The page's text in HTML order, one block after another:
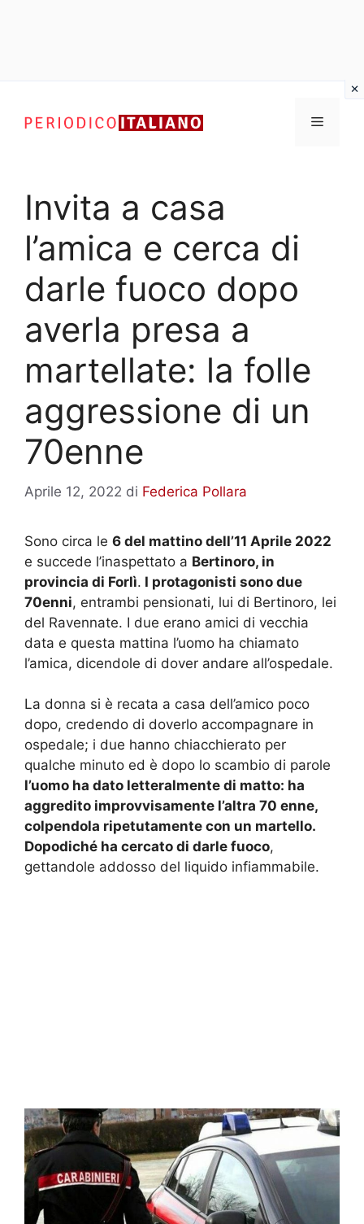
contenuto
Menu
Invita a casa
l’amica e cerca di
darle fuoco dopo
averla presa a
martellate: la folle
aggressione di un
70enne
Aprile 12, 2022 di Federica Pollara
Sono circa le 6 del mattino dell’11 Aprile 2022
e succede l’inaspettato a Bertinoro, in
provincia di Forlì. I protagonisti sono due
70enni, entrambi pensionati, lui di Bertinoro, lei
del Ravennate. I due erano amici di vecchia
data e questa mattina l’uomo ha chiamato
l’amica, dicendole di dover andare all’ospedale.
La donna si è recata a casa dell’amico poco
dopo, credendo di doverlo accompagnare in
ospedale; i due hanno chiacchierato per
qualche minuto ed è dopo lo scambio di parole
l’uomo ha dato letteralmente di matto: ha
aggredito improvvisamente l’altra 70 enne,
colpendola ripetutamente con un martello.
Dopodiché ha cercato di darle fuoco,
gettandole addosso del liquido infiammabile.